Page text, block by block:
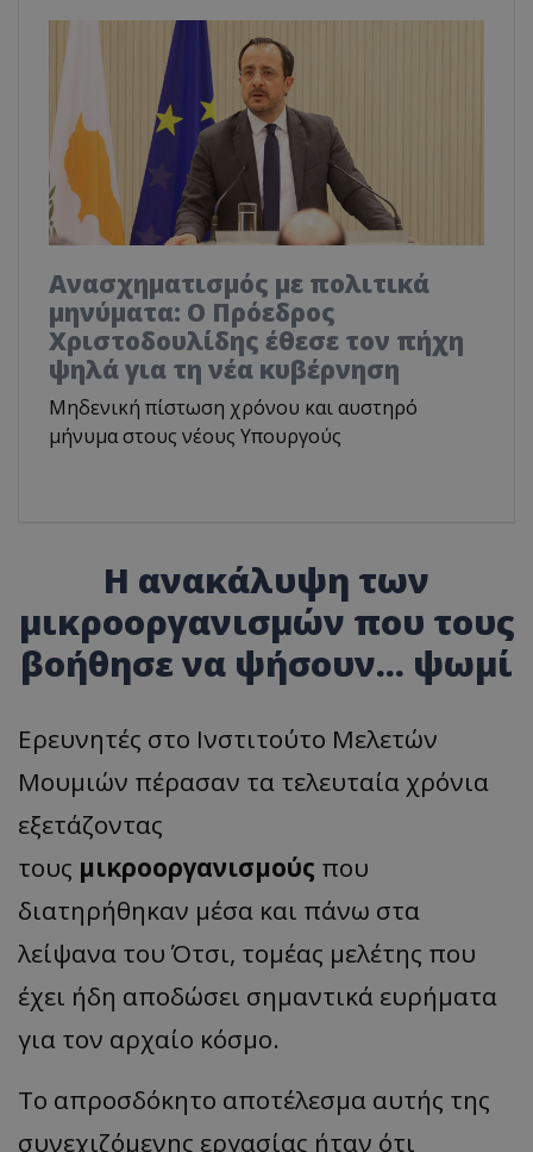
Ανασχηματισμός με πολιτικά
μηνύματα: Ο Πρόεδρος
Χριστοδουλίδης έθεσε τον πήχη
ψηλά για τη νέα κυβέρνηση
Μηδενική πίστωση χρόνου και αυστηρό
μήνυμα στους νέους Υπουργούς
Η ανακάλυψη των
μικροοργανισμών που τους
βοήθησε να ψήσουν... ψωμί
Ερευνητές στο Ινστιτούτο Μελετών
Μουμιών πέρασαν τα τελευταία χρόνια
εξετάζοντας
τους μικροοργανισμούς που
διατηρήθηκαν μέσα και πάνω στα
λείψανα του Ότσι, τομέας μελέτης που
έχει ήδη αποδώσει σημαντικά ευρήματα
για τον αρχαίο κόσμο.
Το απροσδόκητο αποτέλεσμα αυτής της
συνεχιζόμενης εργασίας ήταν ότι